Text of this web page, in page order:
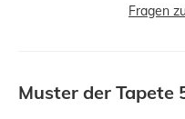
Fragen
Muster der Tapete